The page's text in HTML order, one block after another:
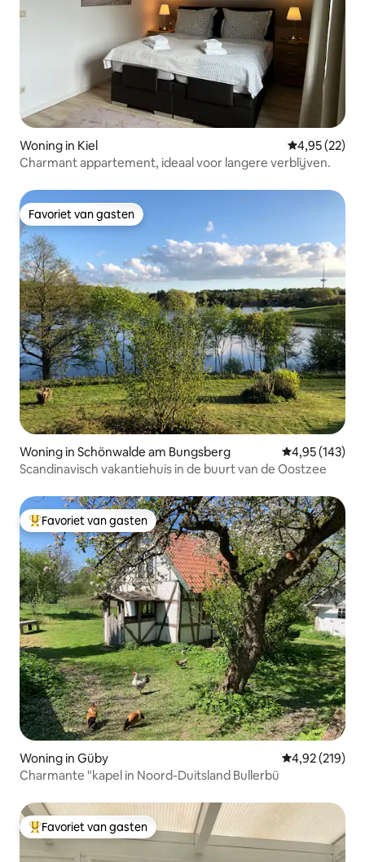
Woning in Kiel Gemiddelde
4,95 (22)
Charmant appartement, ideaal voor langere verblijven.
Favoriet van gasten
Favoriet van gasten
Woning in Schönwalde am Bungsberg Gemiddelde
4,95 (143)
Scandinavisch vakantiehuis in de buurt van de Oostzee
Topfavoriet van gasten
Favoriet van gasten
Woning in Güby Gemiddelde
4,92 (219)
Charmante "kapel in Noord-Duitsland Bullerbü
Topfavoriet van gasten
Favoriet van gasten